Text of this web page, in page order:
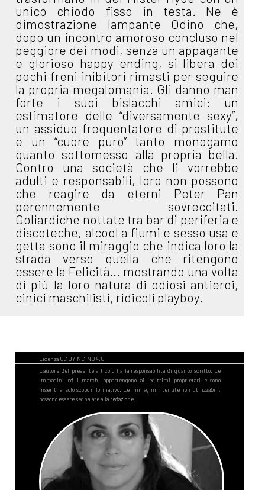
unico chiodo fisso in testa. Ne è
dimostrazione lampante Odino che,
dopo un incontro amoroso concluso nel
peggiore dei modi, senza un appagante
e glorioso happy ending, si libera dei
pochi freni inibitori rimasti per seguire
la propria megalomania. Gli danno man
forte i suoi bislacchi amici: un
estimatore delle “diversamente sexy”,
un assiduo frequentatore di prostitute
e un “cuore puro” tanto monogamo
quanto sottomesso alla propria bella.
Contro una società che li vorrebbe
adulti e responsabili, loro non possono
che reagire da eterni Peter Pan
perennemente sovreccitati.
Goliardiche nottate tra bar di periferia e
discoteche, alcool a fiumi e sesso usa e
getta sono il miraggio che indica loro la
strada verso quella che ritengono
essere la Felicità... mostrando una volta
di più la loro natura di odiosi antieroi,
cinici maschilisti, ridicoli playboy.